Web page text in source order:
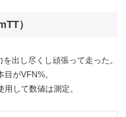
）
を出し尽くし頑張って走った。
がVFN%。
して数値は測定。